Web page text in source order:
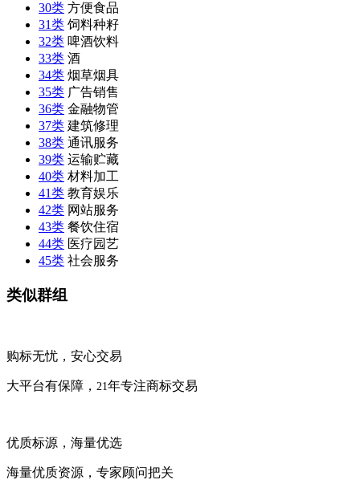
30类 方便食品
31类 饲料种籽
32类 啤酒饮料
33类 酒
34类 烟草烟具
35类 广告销售
36类 金融物管
37类 建筑修理
38类 通讯服务
39类 运输贮藏
40类 材料加工
41类 教育娱乐
42类 网站服务
43类 餐饮住宿
44类 医疗园艺
45类 社会服务
类似群组
购标无忧，安心交易
大平台有保障， 21年专注商标交易
优质标源，海量优选
海量优质资源，专家顾问把关